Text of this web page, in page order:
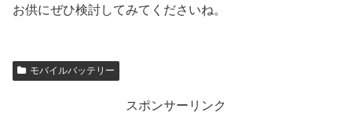
お供にぜひ検討してみてくださいね。
モバイルバッテリー
スポンサーリンク